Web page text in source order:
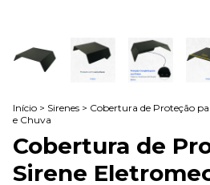
Início > Sirenes > Cobertura de Proteção
e Chuva
Cobertura de
Sirene